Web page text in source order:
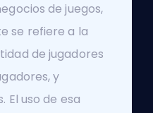
de juegos,
se refiere a la
de jugadores
y
El uso de esa